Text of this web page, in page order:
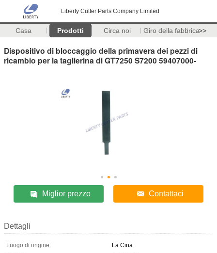
Liberty Cutter Parts Company Limited
Casa Prodotti Circa noi Giro della fabbrica>>
Dispositivo di bloccaggio della primavera dei pezzi di
ricambio per la taglierina di GT7250 S7200 59407000-
Miglior prezzo Contattaci
Dettagli
Luogo di origine:
La Cina